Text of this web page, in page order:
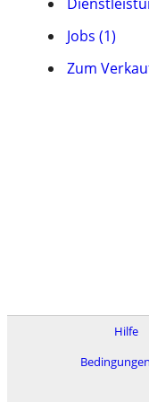
Jobs (1)
Zum
Hilfe
Bedingungen